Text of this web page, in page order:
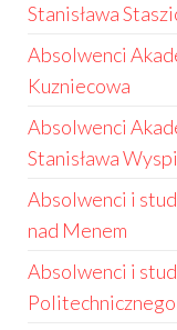
Stanisława
Absolwenci
Kuzniecowa
Absolwenci
Stanisława
Absolwenci i
nad Menem
Absolwenci i